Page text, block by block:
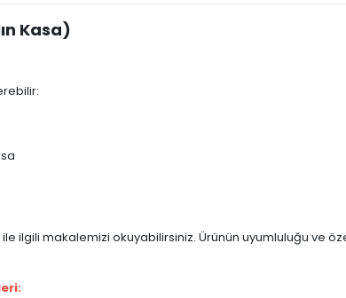
Kasa)
ile ilgili makalemizi okuyabilirsiniz. Ürünün uyumluluğu